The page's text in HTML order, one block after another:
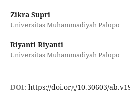
Zikra Supri
Universitas Muhammadiyah Palopo
Riyanti Riyanti
Universitas Muhammadiyah Palopo
DOI: https://doi.org/10.30603/